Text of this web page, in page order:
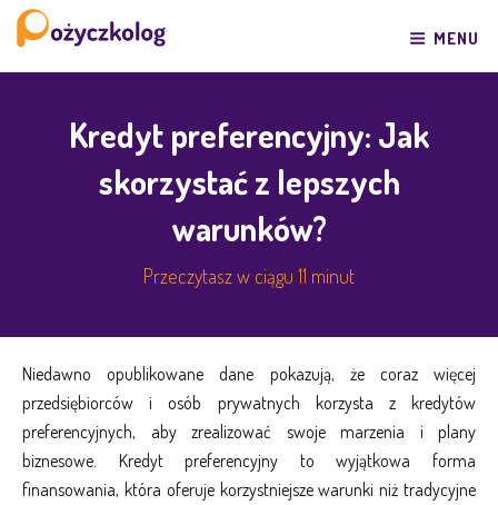
Przeskocz
MENU
Kredyt preferencyjny: Jak
skorzystać z lepszych
warunków?
Przeczytasz w ciągu 11 minut
Niedawno opublikowane dane pokazują, że coraz więcej
przedsiębiorców i osób prywatnych korzysta z kredytów
preferencyjnych, aby zrealizować swoje marzenia i plany
biznesowe. Kredyt preferencyjny to wyjątkowa forma
finansowania, która oferuje korzystniejsze warunki niż tradycyjne